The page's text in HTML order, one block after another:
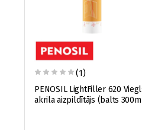
(1)
PENOSIL LightFiller 620
akrila aizpildītājs (balts